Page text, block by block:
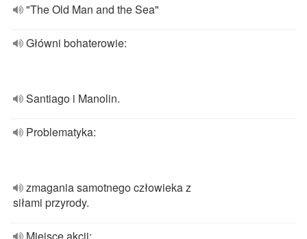
"The Old Man and the Sea"
Główni bohaterowie:
Santiago i Manolin.
Problematyka:
zmagania samotnego człowieka z
siłami przyrody.